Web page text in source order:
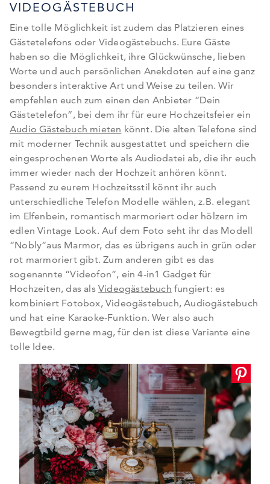
VIDEOGÄSTEBUCH
Eine tolle Möglichkeit ist zudem das Platzieren eines
Gästetelefons oder Videogästebuchs. Eure Gäste
haben so die Möglichkeit, ihre Glückwünsche, lieben
Worte und auch persönlichen Anekdoten auf eine ganz
besonders interaktive Art und Weise zu teilen. Wir
empfehlen euch zum einen den Anbieter “Dein
Gästetelefon”, bei dem ihr für eure Hochzeitsfeier ein
Audio Gästebuch mieten könnt. Die alten Telefone sind
mit moderner Technik ausgestattet und speichern die
eingesprochenen Worte als Audiodatei ab, die ihr euch
immer wieder nach der Hochzeit anhören könnt.
Passend zu eurem Hochzeitsstil könnt ihr auch
unterschiedliche Telefon Modelle wählen, z.B. elegant
im Elfenbein, romantisch marmoriert oder hölzern im
edlen Vintage Look. Auf dem Foto seht ihr das Modell
“Nobly”aus Marmor, das es übrigens auch in grün oder
rot marmoriert gibt. Zum anderen gibt es das
sogenannte “Videofon”, ein 4-in1 Gadget für
Hochzeiten, das als Videogästebuch fungiert: es
kombiniert Fotobox, Videogästebuch, Audiogästebuch
und hat eine Karaoke-Funktion. Wer also auch
Bewegtbild gerne mag, für den ist diese Variante eine
tolle Idee.
5€ geschenkt für Karten & mehr
Jetzt zum Newsletter anmelden und 5€ auf Karten &
Fotoprodukte erhalten!
Wichtig: Bitte bestätigen Sie Ihre Anmeldung über den Link in Ihrer E-
Mail. Direkt im Anschluss erhalten Sie Ihren Gutschein.